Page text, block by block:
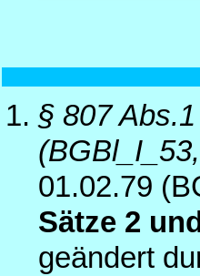
§ 807
01.02.79
Sätze 2
geändert